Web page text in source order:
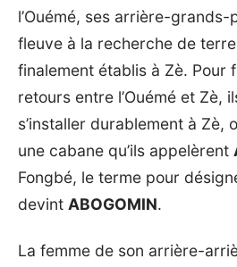
l’Ouémé, ses arrière-
fleuve à la recherche de
finalement établis à Zè. Pour
retours entre l’Ouémé et Zè,
s’installer durablement à Zè,
une cabane qu’ils appelèrent
Fongbé, le terme pour
devint ABOGOMIN.
La femme de son arrière-